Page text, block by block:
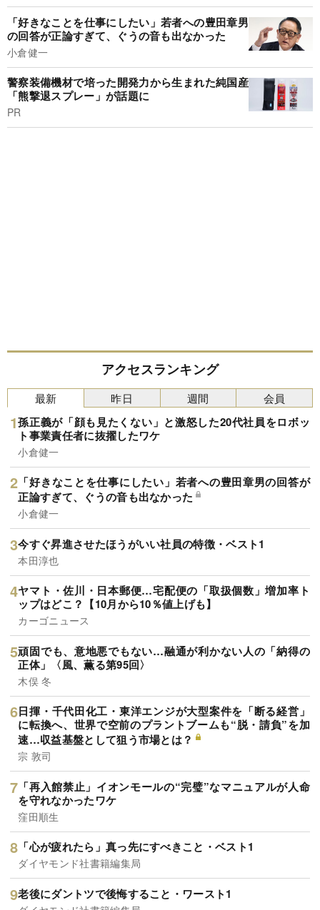
「好きなことを仕事にしたい」若者への豊田章男
の回答が正論すぎて、ぐうの音も出なかった
小倉健一
警察装備機材で培った開発力から生まれた純国産
「熊撃退スプレー」が話題に
PR
アクセスランキング
最新
孫正義が「顔も見たくない」と激怒した20代社員をロボッ
ト事業責任者に抜擢したワケ
小倉健一
「好きなことを仕事にしたい」若者への豊田章男の回答が
正論すぎて、ぐうの音も出なかった
小倉健一
今すぐ昇進させたほうがいい社員の特徴・ベスト1
本田淳也
ヤマト・佐川・日本郵便…宅配便の「取扱個数」増加率ト
ップはどこ？【10月から10％値上げも】
カーゴニュース
頑固でも、意地悪でもない…融通が利かない人の「納得の
正体」〈風、薫る第95回〉
木俣 冬
日揮・千代田化工・東洋エンジが大型案件を「断る経営」
に転換へ、世界で空前のプラントブームも“脱・請負”を加
速…収益基盤として狙う市場とは？
宗 敦司
「再入館禁止」イオンモールの“完璧”なマニュアルが人命
を守れなかったワケ
窪田順生
「心が疲れたら」真っ先にすべきこと・ベスト1
ダイヤモンド社書籍編集局
老後にダントツで後悔すること・ワースト1
昨日 週間 会員